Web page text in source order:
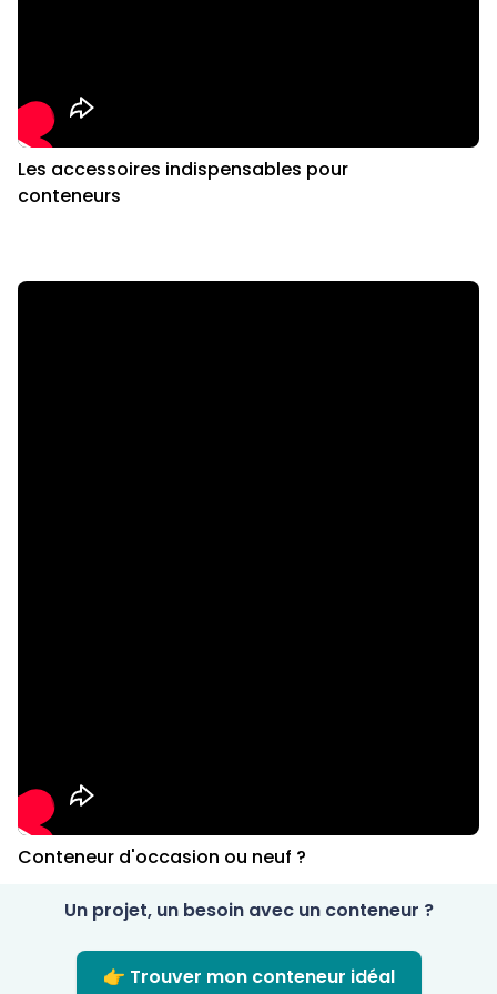
Les accessoires indispensables pour
conteneurs
Conteneur d'occasion ou neuf ?
Un projet, un besoin avec un conteneur ?
👉 Trouver mon conteneur idéal